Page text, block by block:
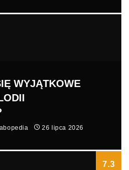
WYJĄTKOWE
26 lipca 2026
7.3